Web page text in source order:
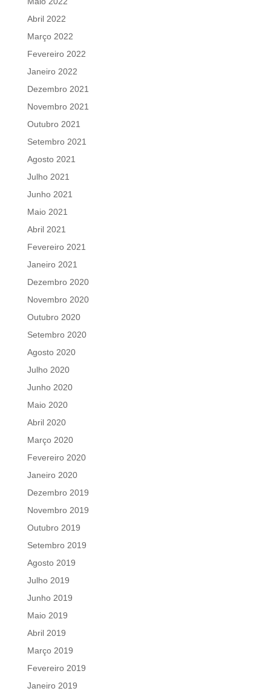
Abril 2022
Março 2022
Fevereiro 2022
Janeiro 2022
Dezembro 2021
Novembro 2021
Outubro 2021
Setembro 2021
Agosto 2021
Julho 2021
Junho 2021
Maio 2021
Abril 2021
Fevereiro 2021
Janeiro 2021
Dezembro 2020
Novembro 2020
Outubro 2020
Setembro 2020
Agosto 2020
Julho 2020
Junho 2020
Maio 2020
Abril 2020
Março 2020
Fevereiro 2020
Janeiro 2020
Dezembro 2019
Novembro 2019
Outubro 2019
Setembro 2019
Agosto 2019
Julho 2019
Junho 2019
Maio 2019
Abril 2019
Março 2019
Fevereiro 2019
Janeiro 2019